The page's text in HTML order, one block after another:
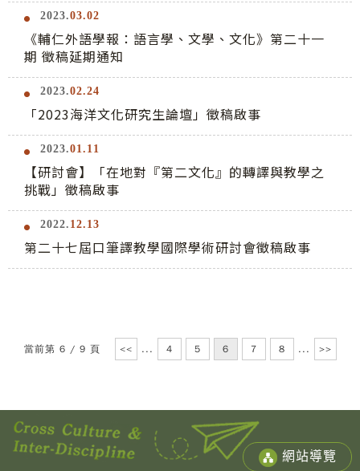
2023.03.02
《輔仁外語學報：語言學、文學、文化》第二十一
期 徵稿延期通知
2023.02.24
「2023海洋文化研究生論壇」徵稿啟事
2023.01.11
【研討會】「在地對『第二文化』的轉譯與教學之
挑戰」徵稿啟事
2022. 12.13
第二十七屆口筆譯教學國際學術研討會徵稿啟事
當前第 6 / 9 頁 << ... 4 5 6 7 8 ... >>
網站導覽